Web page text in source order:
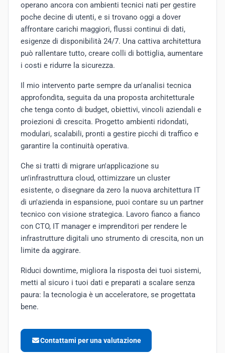
operano ancora con ambienti tecnici nati per gestire
poche decine di utenti, e si trovano oggi a dover
affrontare carichi maggiori, flussi continui di dati,
esigenze di disponibilità 24/7. Una cattiva architettura
può rallentare tutto, creare colli di bottiglia, aumentare
i costi e ridurre la sicurezza.
Il mio intervento parte sempre da un'analisi tecnica
approfondita, seguita da una proposta architetturale
che tenga conto di budget, obiettivi, vincoli aziendali e
proiezioni di crescita. Progetto ambienti ridondati,
modulari, scalabili, pronti a gestire picchi di traffico e
garantire la continuità operativa.
Che si tratti di migrare un'applicazione su
un'infrastruttura cloud, ottimizzare un cluster
esistente, o disegnare da zero la nuova architettura IT
di un'azienda in espansione, puoi contare su un partner
tecnico con visione strategica. Lavoro fianco a fianco
con CTO, IT manager e imprenditori per rendere le
infrastrutture digitali uno strumento di crescita, non un
limite da aggirare.
Riduci downtime, migliora la risposta dei tuoi sistemi,
metti al sicuro i tuoi dati e preparati a scalare senza
paura: la tecnologia è un acceleratore, se progettata
bene.
Contattami per una valutazione